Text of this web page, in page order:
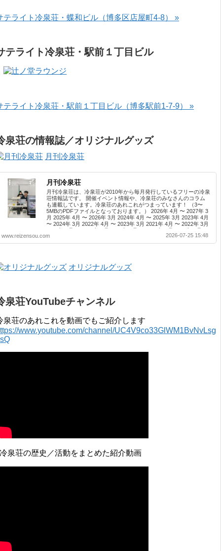
テライト冷泉荘・蝶和ビル（博多区店屋町4-8） »
テライト冷泉荘・駅前１丁目ビル
テライト冷泉荘・駅前１丁目ビル（博多駅前1-7-9） »
泉荘の情報誌／オリジナルグッズ
月刊冷泉荘
月刊冷泉荘
月刊冷泉荘は、冷泉荘が2010年から毎月発行しているフリーの冷泉
荘情報誌です。 開催イベント情報や、冷泉荘のみなさんのコラム
も連載しています。冷泉荘のあれこれがつまっています！ （3〜
5MBのPDFファイルとなっております。） 2026年 4月 〜 2027年 3
月 2025年 4月 〜 2026年 3月 2024年 4月 〜 2025年 3月 2023年 4月
〜 2024年 3月 2022年 4月 〜 2023年 3月 2021年 4月 〜 2022年 3月
2019年 3月 2017年 4月 〜 2018年 3月 2016年 4月 〜 2017年 3月
2015年 4月 〜 2016年 3月 2014年 4月 〜 2015年 3月 2013...
www.reizensou.com 2026-07-25 15:48
オリジナルグッズ
泉荘YouTubeチャンネル
泉荘のあれこれを動画でもご紹介します
www.youtube.com/channel/UC4V9co33GlWM1BvNvLsg
泉荘の歴史／活動をまとめた紹介動画